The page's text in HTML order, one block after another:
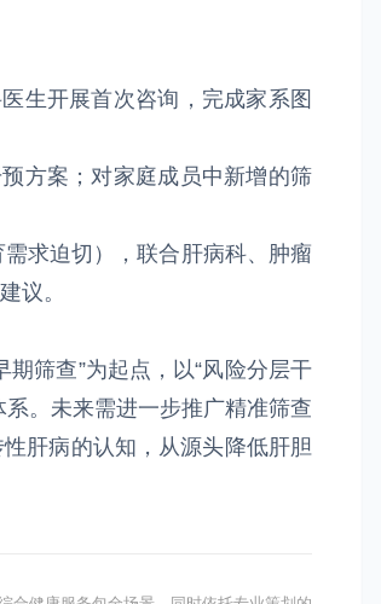
生开展首次咨询，完成家系图
方案；对家庭成员中新增的筛
求迫切），联合肝病科、肿瘤
议。
筛查”为起点，以“风险分层干
系。未来需进一步推广精准筛查
肝病的认知，从源头降低肝胆